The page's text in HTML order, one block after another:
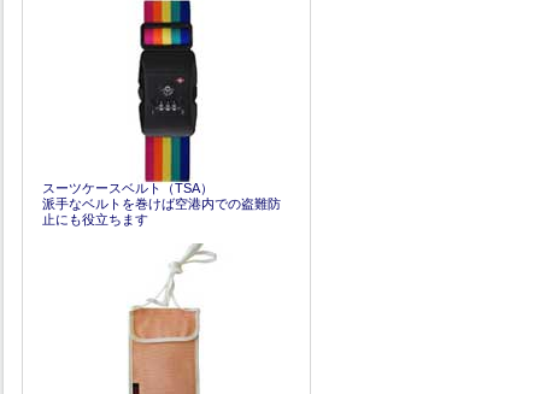
スーツケースベルト（TSA）
派手なベルトを巻けば空港内での盗難防
止にも役立ちます